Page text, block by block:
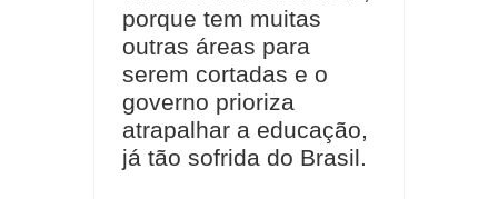
porque tem muitas
outras áreas para
serem cortadas e o
governo prioriza
atrapalhar a educação,
já tão sofrida do Brasil.